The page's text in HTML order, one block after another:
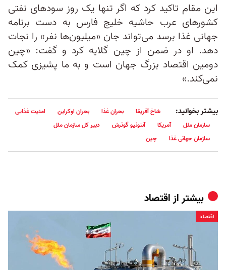
این مقام تاکید کرد که اگر تنها یک روز سودهای نفتی
کشورهای عرب حاشیه خلیج فارس به دست برنامه
جهانی غذا برسد می‌تواند جان «میلیون‌ها نفر» را نجات
دهد. او در ضمن از چین گلایه کرد و گفت: «چین
دومین اقتصاد بزرگ جهان است و به ما پشیزی کمک
نمی‌کند.»
بیشتر بخوانید: شاخ آفریقا بحران غذا بحران اوکراین
امنیت غذایی
سازمان ملل
آمریکا آنتونیو گوترش
دبیر کل سازمان ملل
سازمان جهانی غذا
چین
بیشتر ازاقتصاد
اقتصاد